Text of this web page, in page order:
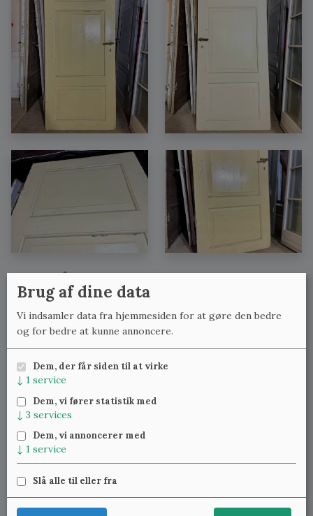
Se også:
Fyldningsdøre med lignende mål
Fyldningsdøre med lignende bredde
Fyldningsdøre med lignende højde
nye varer.
22 25 69 11
lennart@studinski.dk
Brug af dine data
Vi indsamler data fra hjemmesiden for at gøre den bedre
og for bedre at kunne annoncere.
Dem, der får siden til at virke
↓ 1 service
Dem, vi fører statistik med
↓ 3 services
Dem, vi annoncerer med
↓ 1 service
Slå alle til eller fra